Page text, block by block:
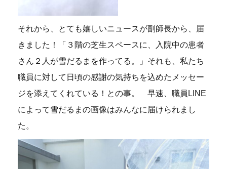
それから、とても嬉しいニュースが副師長から、届
きました！「３階の芝生スペースに、入院中の患者
さん２人が雪だるまを作ってる。」それも、私たち
職員に対して日頃の感謝の気持ちを込めたメッセー
ジを添えてくれている！との事。 早速、職員LINE
によって雪だるまの画像はみんなに届けられまし
た。